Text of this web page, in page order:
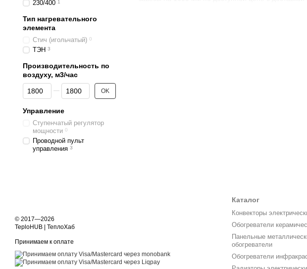
230/400 1
Тип нагревательного
элемента
Стич (игольчатый) 0
ТЭН 3
Производительность по
воздуху, м3/час
От Производительность по воздуху, м3/час
До Производительность по воздуху, м3/час
OK
Управление
Ступенчатый регулятор
мощности 0
Проводной пульт
управления 3
© 2017—2026
TeploHUB | ТеплоХаб
Принимаем к оплате
Каталог
Конвекторы
Обогреватели
Панельные
обогреватели
Обогреватели